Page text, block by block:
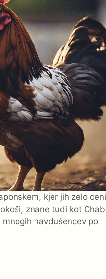
kjer jih zelo
znane tudi kot
navdušencev po